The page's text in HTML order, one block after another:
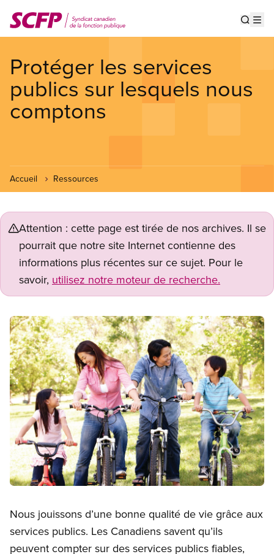
au
contenu
Protéger les services
publics sur lesquels nous
comptons
Accueil Ressources
Attention : cette page est tirée de nos archives. Il se
pourrait que notre site Internet contienne des
informations plus récentes sur ce sujet. Pour le
savoir, utilisez notre moteur de recherche.
Image
Nous jouissons d’une bonne qualité de vie grâce aux
services publics. Les Canadiens savent qu’ils
peuvent compter sur des services publics fiables,